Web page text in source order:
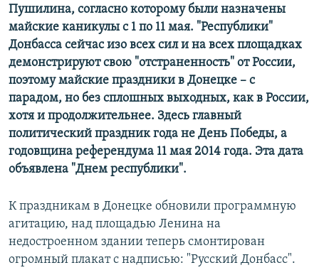
Пушилина, согласно которому были назначены
майские каникулы с 1 по 11 мая. "Республики"
Донбасса сейчас изо всех сил и на всех площадках
демонстрируют свою "отстраненность" от России,
поэтому майские праздники в Донецке – с
парадом, но без сплошных выходных, как в России,
хотя и продолжительнее. Здесь главный
политический праздник года не День Победы, а
годовщина референдума 11 мая 2014 года. Эта дата
объявлена "Днем республики".
К праздникам в Донецке обновили программную
агитацию, над площадью Ленина на
недостроенном здании теперь смонтирован
огромный плакат с надписью: "Русский Донбасс".